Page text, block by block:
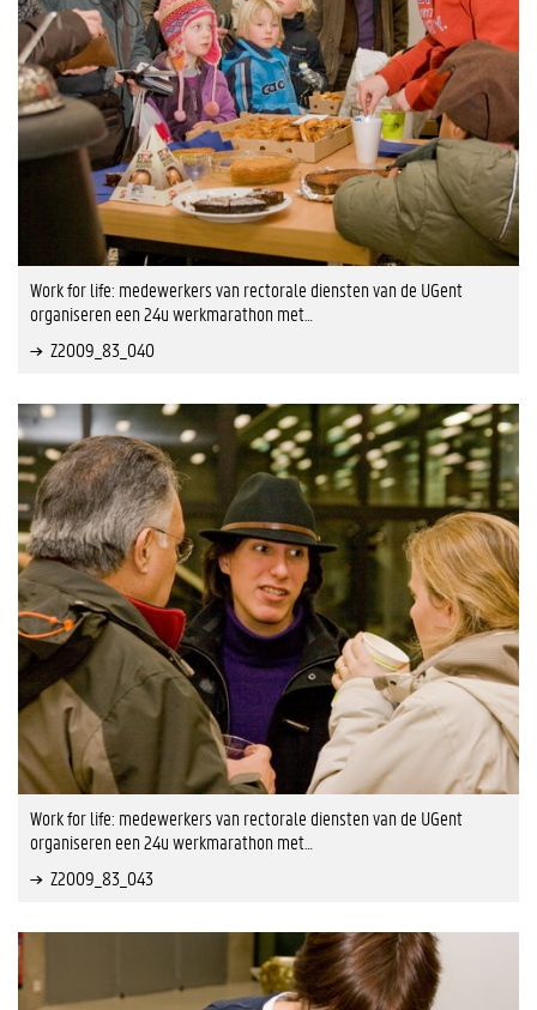
Work for life: medewerkers van rectorale diensten van de UGent
organiseren een 24u werkmarathon met…
Z2009_83_040
Work for life: medewerkers van rectorale diensten van de UGent
organiseren een 24u werkmarathon met…
Z2009_83_043